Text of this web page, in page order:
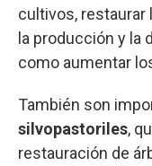
cultivos, restaurar
la producción y la
como aumentar
También son
silvopastoriles,
restauración de